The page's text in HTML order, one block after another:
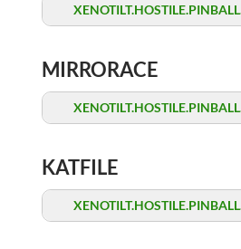
MIRRORACE
KATFILE